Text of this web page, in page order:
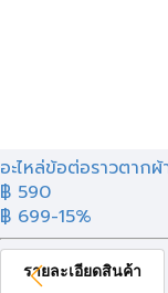
อะไหล่ข้อต่อราวตาก
฿ 590
฿ 699-15%
รายละเอียดสินค้า